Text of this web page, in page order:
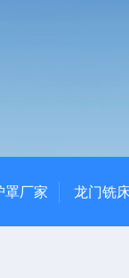
罩厂家 龙门铣